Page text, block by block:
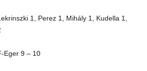
1, Perez 1, Mihály 1, Kudella 1,
Eger 9 – 10